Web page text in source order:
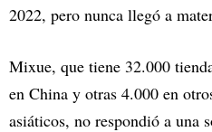
2022, pero nunca llegó a
Mixue, que tiene 32.000
en China y otras 4.000 en
asiáticos, no respondió a una